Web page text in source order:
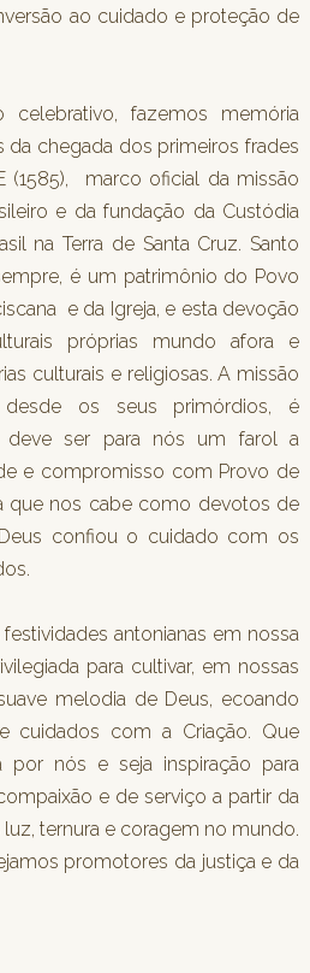
ao cuidado e proteção de
celebrativo, fazemos memória
da chegada dos primeiros frades
(1585), marco oficial da missão
e da fundação da Custódia
na Terra de Santa Cruz. Santo
é um patrimônio do Povo
e da Igreja, e esta devoção
próprias mundo afora e
culturais e religiosas. A missão
desde os seus primórdios, é
deve ser para nós um farol a
e compromisso com Provo de
que nos cabe como devotos de
confiou o cuidado com os
antonianas em nossa
para cultivar, em nossas
melodia de Deus, ecoando
cuidados com a Criação. Que
por nós e seja inspiração para
e de serviço a partir da
ternura e coragem no mundo.
promotores da justiça e da